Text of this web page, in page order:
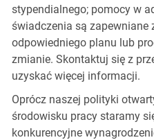
stypendialnego; pomocy w
świadczenia są zapewniane
odpowiedniego planu lub
zmianie. Skontaktuj się z
uzyskać więcej informacji.
Oprócz naszej polityki
środowisku pracy staramy
konkurencyjne